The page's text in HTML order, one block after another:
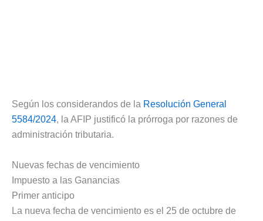
Según los considerandos de la Resolución General
5584/2024, la AFIP justificó la prórroga por razones de
administración tributaria.
Nuevas fechas de vencimiento
Impuesto a las Ganancias
Primer anticipo
La nueva fecha de vencimiento es el 25 de octubre de